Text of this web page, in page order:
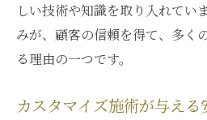
しい技術や知識を取り入れてい
みが、顧客の信頼を得て、多く
る理由の一つです。
カスタマイズ施術が与える